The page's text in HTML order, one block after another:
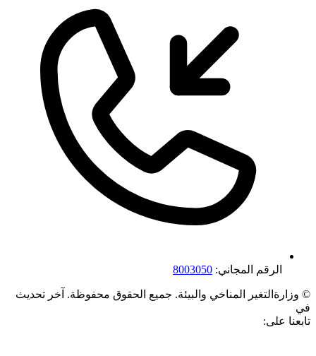
الرقم المجاني: 8003050
© وزارةالتغير المناخي والبيئة. جميع الحقوق محفوظة. آخر تحديث
في
تابعنا على: